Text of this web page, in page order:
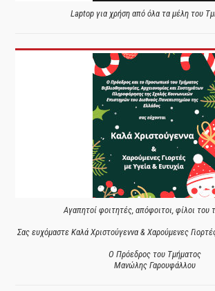
Laptop για χρήση από όλα τα μέλη του
Αγαπητοί φοιτητές, απόφοιτοι, φίλοι του
Σας ευχόμαστε Καλά Χριστούγεννα & Χαρούμενες
Ο Πρόεδρος του Τμήματος
Μανώλης Γαρουφάλλου